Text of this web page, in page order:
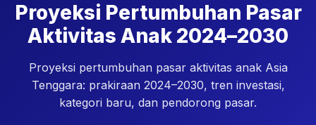
Proyeksi Pertumbuhan Pasar
Aktivitas Anak 2024–2030
Proyeksi pertumbuhan pasar aktivitas anak Asia
Tenggara: prakiraan 2024–2030, tren investasi,
kategori baru, dan pendorong pasar.